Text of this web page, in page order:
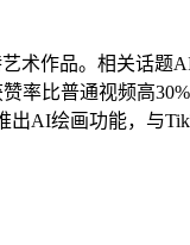
作品。相关话题
比普通视频高30%
AI绘画功能，与